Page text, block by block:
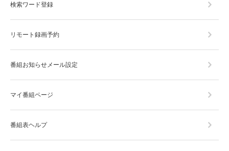
検索ワード登録
リモート録画予約
番組お知らせメール設定
マイ番組ページ
番組表ヘルプ